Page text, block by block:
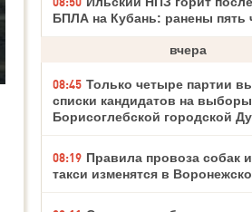
БПЛА на Кубань: ранены пять
вчера
08:45 Только четыре партии
списки кандидатов на выборы
Борисоглебской городской
08:19 Правила провоза собак
такси изменятся в